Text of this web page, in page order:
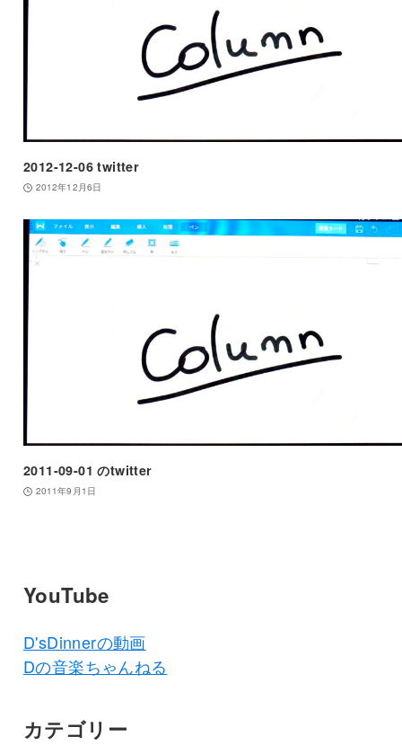
2012-12-06 twitter
2012年12月6日
2011-09-01 のtwitter
2011年9月1日
YouTube
D'sDinnerの動画
Dの音楽ちゃんねる
カテゴリー